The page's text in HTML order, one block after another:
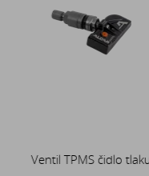
Ventil TPMS čidlo tlaku